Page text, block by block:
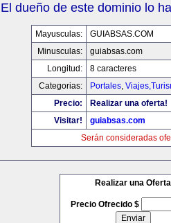
El dueño de este dominio lo
Mayusculas:
GUIABSAS.COM
Minusculas:
guiabsas.com
Longitud:
8 caracteres
Categorias:
Portales,
Precio:
Realizar una oferta!
Visitar!
guiabsas.com
Serán consideradas
Realizar una Oferta
Precio Ofrecido $